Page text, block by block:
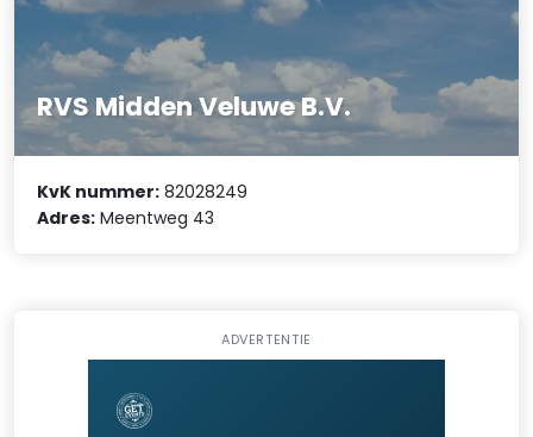
RVS Midden Veluwe B.V.
KvK nummer: 82028249
Adres: Meentweg 43
ADVERTENTIE